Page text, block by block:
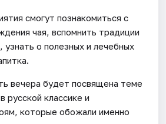
смогут познакомиться с
чая, вспомнить традиции
узнать о полезных и лечебных
вечера будет посвящена теме
русской классике и
которые обожали именно